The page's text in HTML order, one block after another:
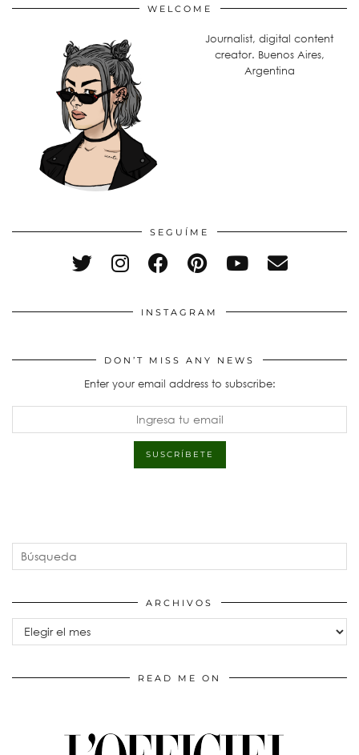
WELCOME
Journalist, digital content
creator. Buenos Aires,
Argentina
SEGUÍME
INSTAGRAM
DON’T MISS ANY NEWS
Enter your email address to subscribe:
ARCHIVOS
Archivos
READ ME ON